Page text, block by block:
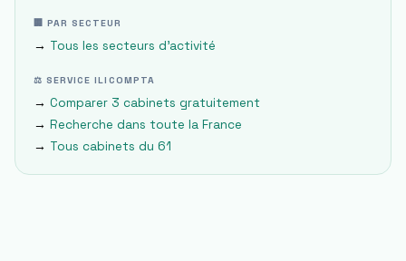
🏢 PAR SECTEUR
→ Tous les secteurs d'activité
⚖ SERVICE ILICOMPTA
→ Comparer 3 cabinets gratuitement
→ Recherche dans toute la France
→ Tous cabinets du 61